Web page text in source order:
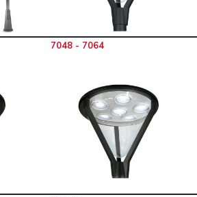
7048 - 7064